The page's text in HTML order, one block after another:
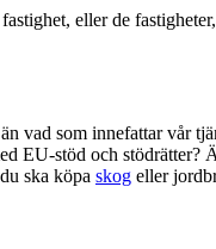
eller de
vad som innefattar vår
EU-stöd och stödrätter?
ska köpa skog eller